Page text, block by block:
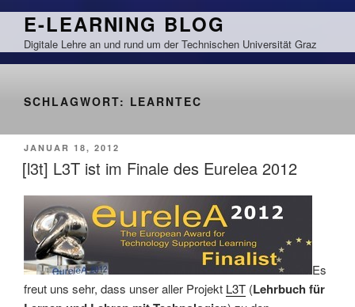
Zum
springen
E-LEARNING BLOG
Digitale Lehre an und rund um der Technischen Universität Graz
SCHLAGWORT: LEARNTEC
VERÖFFENTLICHT
AM
JANUAR 18, 2012
[l3t] L3T ist im Finale des Eurelea 2012
Es
freut uns sehr, dass unser aller Projekt L3T (Lehrbuch für